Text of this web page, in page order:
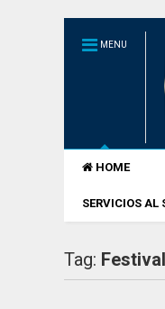
MENU
HOME
SERVICIOS AL
Tag: